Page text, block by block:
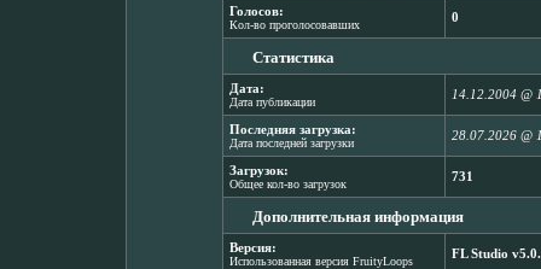
Голосов:
Кол-во проголосовавших
0
Статистика
Дата:
Дата публикации
14.12.2004 @
Последняя загрузка:
Дата последней загрузки
28.07.2026 @
Загрузок:
Общее кол-во загрузок
731
Дополнительная информация
Версия:
Использованная версия FruityLoops
FL Studio